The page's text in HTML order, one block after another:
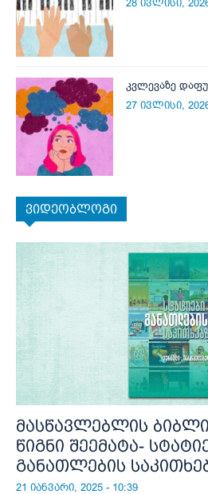
28 ივლისი,
კვლევაზე
27 ივლისი,
ვიდეობლოგი
მასწავლებლის
წიგნი შეემატა-
განათლების
21 იანვარი, 2025 - 10:39